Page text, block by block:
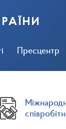
Пресцентр